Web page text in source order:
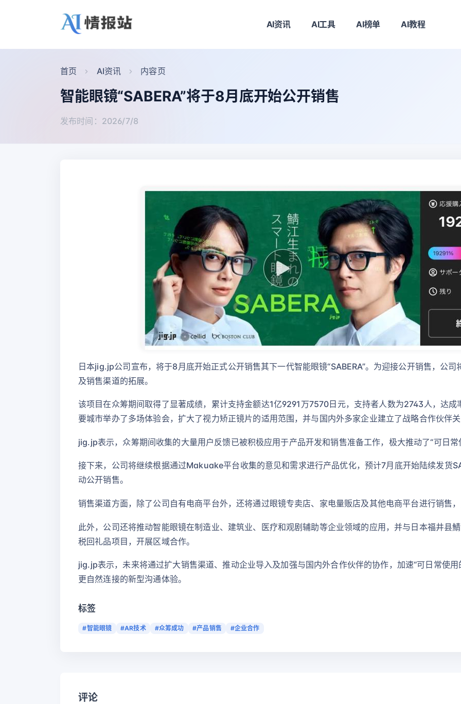
AI资讯 AI工具 AI榜单 AI教程
首页 AI资讯 内容页
智能眼镜“SABERA”将于8月底开始公开销售
发布时间：2026/7/8
日本jig.jp公司宣布，将于8月底开始正式公开销售其下一代智能眼镜“SABERA”。为迎接公开销售，公
及销售渠道的拓展。
该项目在众筹期间取得了显著成绩，累计支持金额达1亿9291万7570日元，支持者人数为2743人，达
要城市举办了多场体验会，扩大了视力矫正镜片的适用范围，并与国内外多家企业建立了战略合作伙伴
jig.jp表示，众筹期间收集的大量用户反馈已被积极应用于产品开发和销售准备工作，极大推动了“可日
接下来，公司将继续根据通过Makuake平台收集的意见和需求进行产品优化，预计7月底开始陆续发货
动公开销售。
销售渠道方面，除了公司自有电商平台外，还将通过眼镜专卖店、家电量贩店及其他电商平台进行销售
此外，公司还将推动智能眼镜在制造业、建筑业、医疗和观剧辅助等企业领域的应用，并与日本福井县
税回礼品项目，开展区域合作。
jig.jp表示，未来将通过扩大销售渠道、推动企业导入及加强与国内外合作伙伴的协作，加速“可日常使
更自然连接的新型沟通体验。
标签
#智能眼镜 #AR技术 #众筹成功 #产品销售 #企业合作
评论